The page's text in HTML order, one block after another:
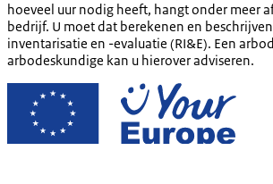
hoeveel uur nodig heeft, hangt onder meer
bedrijf. U moet dat berekenen en
inventarisatie en -evaluatie (RI&E). Een
arbodeskundige kan u hierover adviseren.